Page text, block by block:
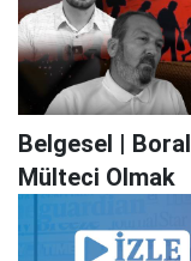
Belgesel |
Mülteci Olmak